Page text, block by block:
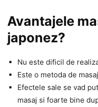
Avantajele
japonez?
Nu este dificil de
Este o metoda de
Efectele sale se vad
masaj si foarte bine